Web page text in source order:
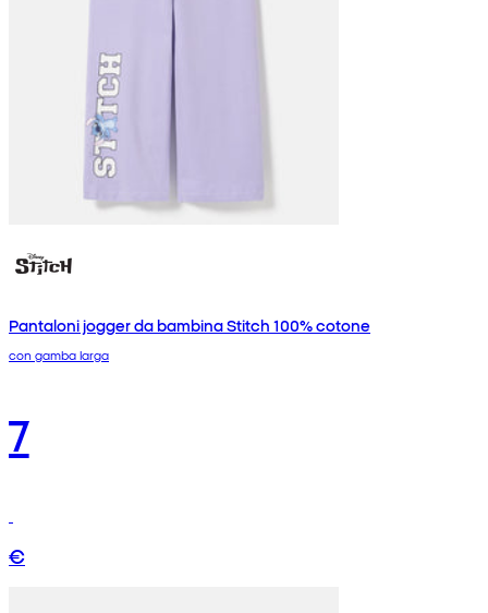
Pantaloni jogger da bambina Stitch 100% cotone
con gamba larga
7
€